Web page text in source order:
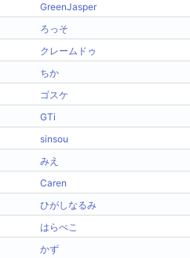
GreenJasper
ろっそ
クレームドゥ
ちか
ゴスケ
GTi
sinsou
みえ
Caren
ひがしなるみ
はらぺこ
かず